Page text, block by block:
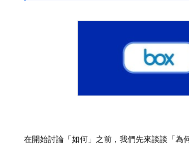
在開始討論「如何」之前，我們先來談談「為